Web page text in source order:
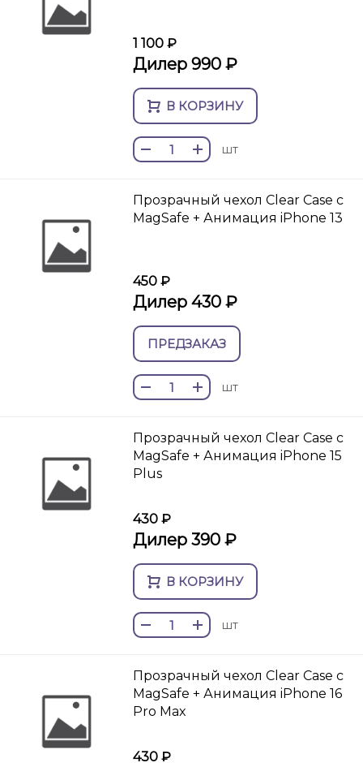
1 100 ₽
Дилер 990 ₽
В КОРЗИНУ
шт
Прозрачный чехол Clear Сase с
MagSafe + Анимация iPhone 13
450 ₽
Дилер 430 ₽
ПРЕДЗАКАЗ
шт
Прозрачный чехол Clear Case c
MagSafe + Анимация iPhone 15
Plus
430 ₽
Дилер 390 ₽
В КОРЗИНУ
шт
Прозрачный чехол Clear Case c
MagSafe + Анимация iPhone 16
Pro Max
430 ₽